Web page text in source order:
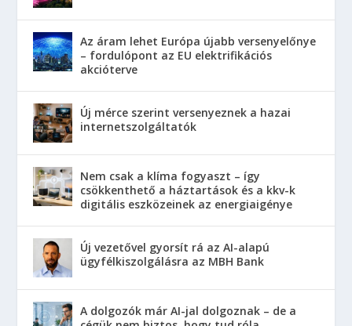
Az áram lehet Európa újabb versenyelőnye
– fordulópont az EU elektrifikációs
akcióterve
Új mérce szerint versenyeznek a hazai
internetszolgáltatók
Nem csak a klíma fogyaszt – így
csökkenthető a háztartások és a kkv-k
digitális eszközeinek az energiaigénye
Új vezetővel gyorsít rá az AI-alapú
ügyfélkiszolgálásra az MBH Bank
A dolgozók már AI-jal dolgoznak – de a